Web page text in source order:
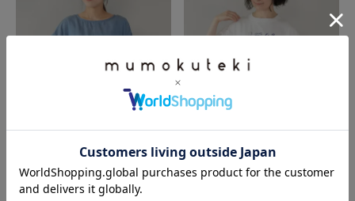
【30%off】mumokuteki
コットンシャンブレーの
2WAYギャザープルオーバー
【20%off】ista-ire
暮らしの小物